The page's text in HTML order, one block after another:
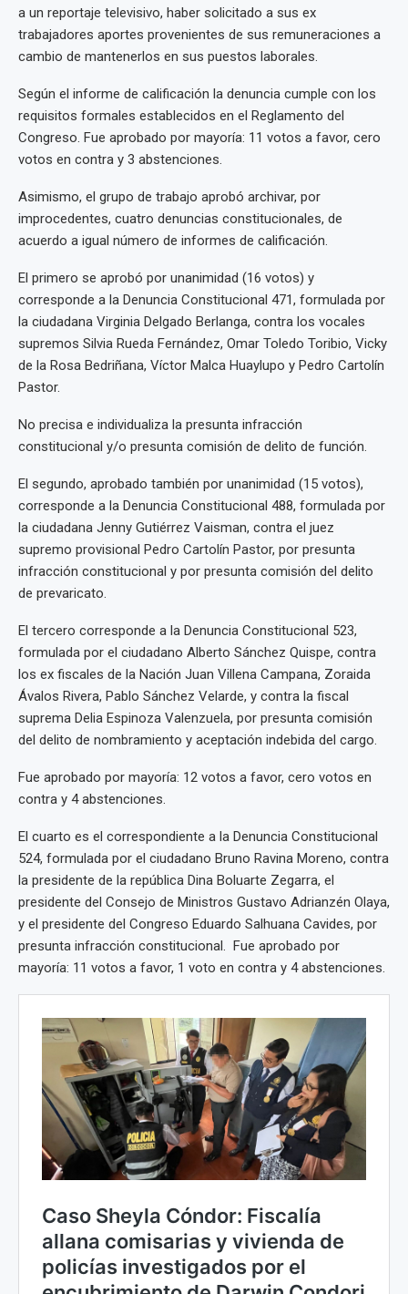
a un reportaje televisivo, haber solicitado a sus ex
trabajadores aportes provenientes de sus remuneraciones a
cambio de mantenerlos en sus puestos laborales.
Según el informe de calificación la denuncia cumple con los
requisitos formales establecidos en el Reglamento del
Congreso. Fue aprobado por mayoría: 11 votos a favor, cero
votos en contra y 3 abstenciones.
Asimismo, el grupo de trabajo aprobó archivar, por
improcedentes, cuatro denuncias constitucionales, de
acuerdo a igual número de informes de calificación.
El primero se aprobó por unanimidad (16 votos) y
corresponde a la Denuncia Constitucional 471, formulada por
la ciudadana Virginia Delgado Berlanga, contra los vocales
supremos Silvia Rueda Fernández, Omar Toledo Toribio, Vicky
de la Rosa Bedriñana, Víctor Malca Huaylupo y Pedro Cartolín
Pastor.
No precisa e individualiza la presunta infracción
constitucional y/o presunta comisión de delito de función.
El segundo, aprobado también por unanimidad (15 votos),
corresponde a la Denuncia Constitucional 488, formulada por
la ciudadana Jenny Gutiérrez Vaisman, contra el juez
supremo provisional Pedro Cartolín Pastor, por presunta
infracción constitucional y por presunta comisión del delito
de prevaricato.
El tercero corresponde a la Denuncia Constitucional 523,
formulada por el ciudadano Alberto Sánchez Quispe, contra
los ex fiscales de la Nación Juan Villena Campana, Zoraida
Ávalos Rivera, Pablo Sánchez Velarde, y contra la fiscal
suprema Delia Espinoza Valenzuela, por presunta comisión
del delito de nombramiento y aceptación indebida del cargo.
Fue aprobado por mayoría: 12 votos a favor, cero votos en
contra y 4 abstenciones.
El cuarto es el correspondiente a la Denuncia Constitucional
524, formulada por el ciudadano Bruno Ravina Moreno, contra
la presidente de la república Dina Boluarte Zegarra, el
presidente del Consejo de Ministros Gustavo Adrianzén Olaya,
y el presidente del Congreso Eduardo Salhuana Cavides, por
presunta infracción constitucional. Fue aprobado por
mayoría: 11 votos a favor, 1 voto en contra y 4 abstenciones.